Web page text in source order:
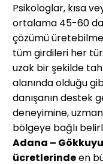
Psikologlar, kısa
ortalama 45-60
çözümü
tüm girdileri her
uzak bir şekilde
alanında olduğu
danışanın destek
deneyimine,
bölgeye bağlı
Adana –
ücretlerindeen